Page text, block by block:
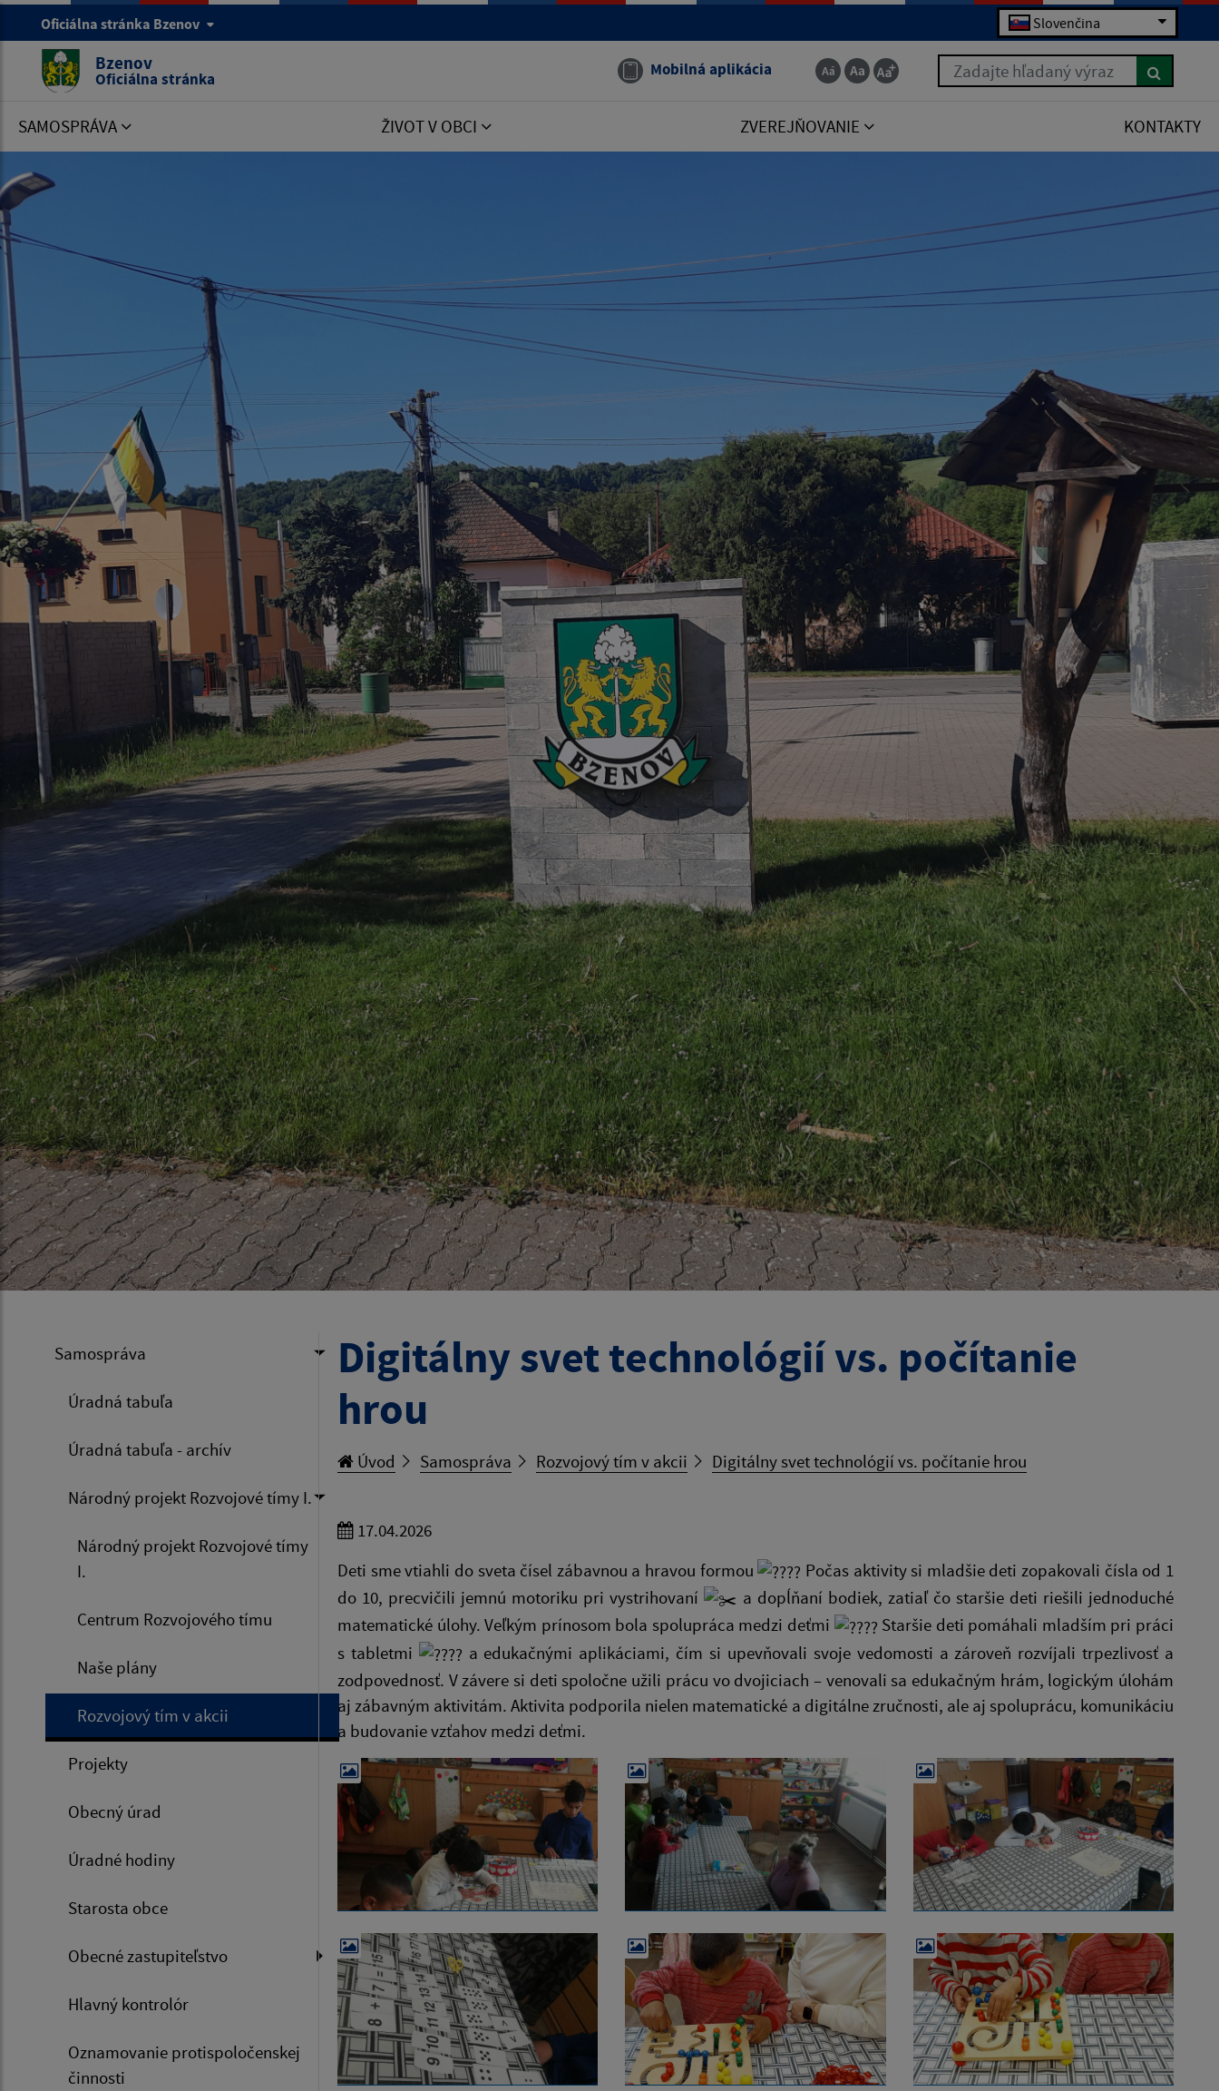
Oficiálna stránka Bzenov Slovenčina
Bzenov
Oficiálna stránka Mobilná aplikácia Zadajte hľadaný výraz
SAMOSPRÁVA ŽIVOT V OBCI ZVEREJŇOVANIE KONTAKTY
Samospráva
Úradná tabuľa
Úradná tabuľa - archív
Národný projekt Rozvojové tímy I.
Národný projekt Rozvojové tímy
I.
Centrum Rozvojového tímu
Naše plány
Rozvojový tím v akcii
Projekty
Obecný úrad
Úradné hodiny
Starosta obce
Obecné zastupiteľstvo
Hlavný kontrolór
Oznamovanie protispoločenskej
činnosti
Digitálny svet technológií vs. počítanie
hrou
Úvod Samospráva Rozvojový tím v akcii Digitálny svet technológií vs. počítanie hrou
17.04.2026
Deti sme vtiahli do sveta čísel zábavnou a hravou formou
Počas aktivity si mladšie deti zopakovali čísla od 1
do 10, precvičili jemnú motoriku pri vystrihovaní
a dopĺňaní bodiek, zatiaľ čo staršie deti riešili jednoduché
matematické úlohy. Veľkým prínosom bola spolupráca medzi deťmi
Staršie deti pomáhali mladším pri práci
s tabletmi
a edukačnými aplikáciami, čím si upevňovali svoje vedomosti a zároveň rozvíjali trpezlivosť a
zodpovednosť. V závere si deti spoločne užili prácu vo dvojiciach – venovali sa edukačným hrám, logickým úlohám
aj zábavným aktivitám. Aktivita podporila nielen matematické a digitálne zručnosti, ale aj spoluprácu, komunikáciu
a budovanie vzťahov medzi deťmi.